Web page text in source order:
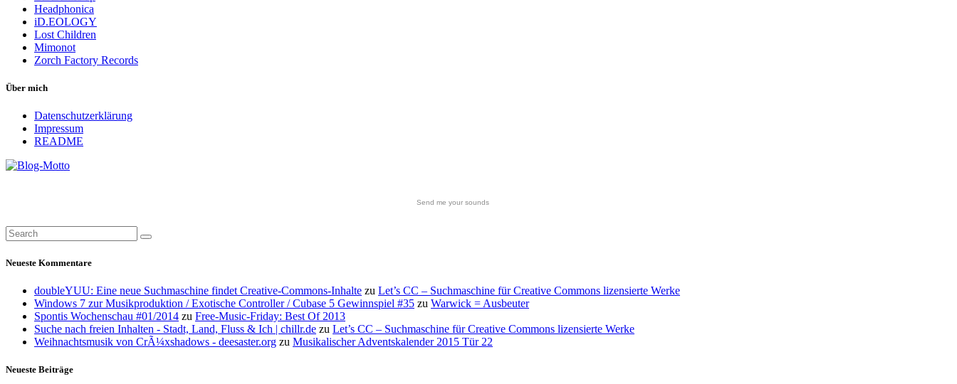
Headphonica
iD.EOLOGY
Lost Children
Mimonot
Zorch Factory Records
Über mich
Datenschutzerklärung
Impressum
README
Send me your sounds
Neueste Kommentare
doubleYUU: Eine neue Suchmaschine findet Creative-Commons-Inhalte zu Let’s CC – Suchmaschine für Creative Commons lizensierte Werke
Windows 7 zur Musikproduktion / Exotische Controller / Cubase 5 Gewinnspiel #35 zu Warwick = Ausbeuter
Spontis Wochenschau #01/2014 zu Free-Music-Friday: Best Of 2013
Suche nach freien Inhalten - Stadt, Land, Fluss & Ich | chillr.de zu Let’s CC – Suchmaschine für Creative Commons lizensierte Werke
Weihnachtsmusik von CrÃ¼xshadows - deesaster.org zu Musikalischer Adventskalender 2015 Tür 22
Neueste Beiträge